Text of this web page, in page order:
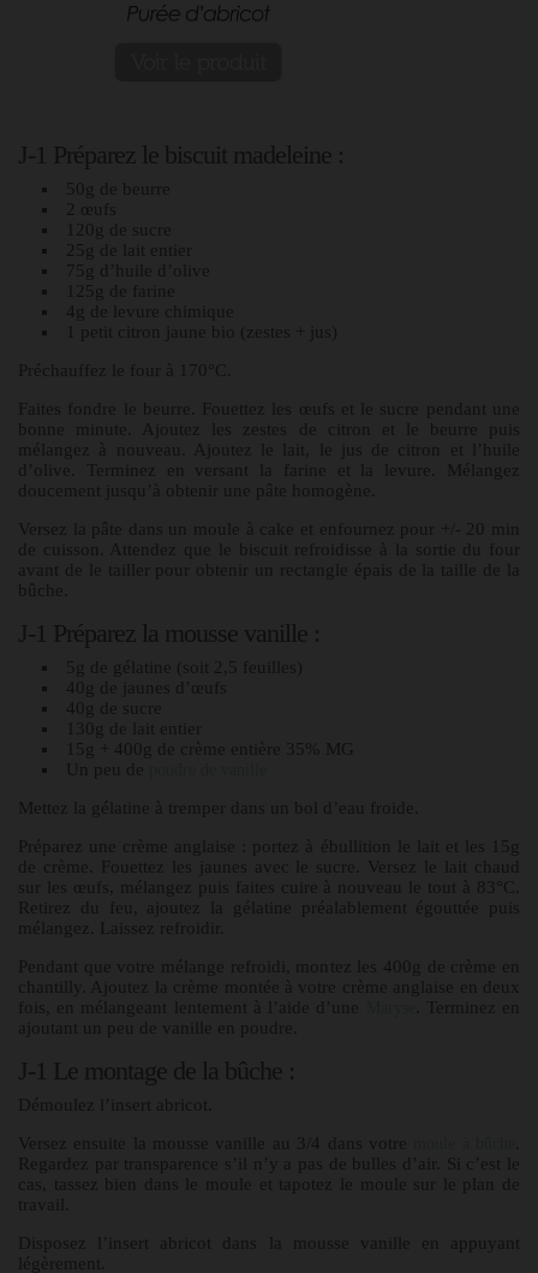
J-1 Préparez le biscuit madeleine :
50g de beurre
2 œufs
120g de sucre
25g de lait entier
75g d’huile d’olive
125g de farine
4g de levure chimique
1 petit citron jaune bio (zestes + jus)
Préchauffez le four à 170°C.
Faites fondre le beurre. Fouettez les œufs et le sucre pendant une
bonne minute. Ajoutez les zestes de citron et le beurre puis
mélangez à nouveau. Ajoutez le lait, le jus de citron et l’huile
d’olive. Terminez en versant la farine et la levure. Mélangez
doucement jusqu’à obtenir une pâte homogène.
Versez la pâte dans un moule à cake et enfournez pour +/- 20 min
de cuisson. Attendez que le biscuit refroidisse à la sortie du four
avant de le tailler pour obtenir un rectangle épais de la taille de la
bûche.
J-1 Préparez la mousse vanille :
5g de gélatine (soit 2,5 feuilles)
40g de jaunes d’œufs
40g de sucre
130g de lait entier
15g + 400g de crème entière 35% MG
Un peu de
Mettez la gélatine à tremper dans un bol d’eau froide.
Préparez une crème anglaise : portez à ébullition le lait et les 15g
de crème. Fouettez les jaunes avec le sucre. Versez le lait chaud
sur les œufs, mélangez puis faites cuire à nouveau le tout à 83°C.
Retirez du feu, ajoutez la gélatine préalablement égouttée puis
mélangez. Laissez refroidir.
Pendant que votre mélange refroidi, montez les 400g de crème en
chantilly. Ajoutez la crème montée à votre crème anglaise en deux
fois, en mélangeant lentement à l’aide d’une
. Terminez en
ajoutant un peu de vanille en poudre.
J-1 Le montage de la bûche :
Démoulez l’insert abricot.
Versez ensuite la mousse vanille au 3/4 dans votre
Regardez par transparence s’il n’y a pas de bulles d’air. Si c’est le
cas, tassez bien dans le moule et tapotez le moule sur le plan de
travail.
Disposez l’insert abricot dans la mousse vanille en appuyant
légèrement.